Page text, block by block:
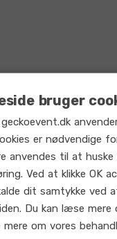
bruger
er nødvendige
anvendes til at
Ved at klikke OK
dit samtykke ved
Du kan læse mere
om vores
fra
kan
til dit